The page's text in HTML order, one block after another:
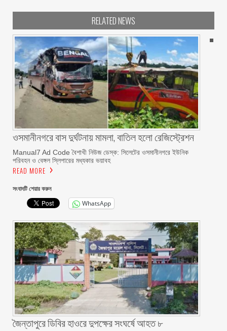
RELATED NEWS
ওসমানীনগরে বাস দুর্ঘটনায় মামলা, বাতিল হলো রেজিস্ট্রেশন
Manual7 Ad Code বৈশাখী নিউজ ডেস্ক: সিলেটের ওসমানীনগরে ইউনিক
পরিবহন ও বেঙ্গল স্লিপারের মধ্যকার ভয়াবহ
READ MORE
সংবাদটি শেয়ার করুন
WhatsApp
জৈন্তাপুরে ডিবির হাওরে দুপক্ষের সংঘর্ষে আহত ৮